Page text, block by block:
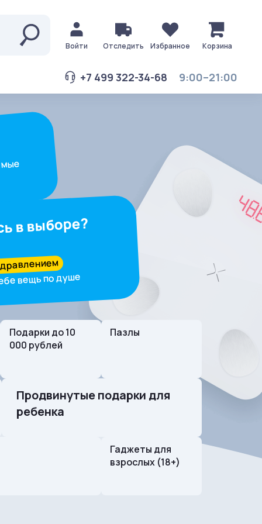
Войти Отследить Избранное Корзина
+7 499 322-34-68 9:00–21:00
в выборе?
вещь по душе
Подарки до 10
000 рублей
Пазлы
Продвинутые подарки для
ребенка
Гаджеты для
взрослых (18+)